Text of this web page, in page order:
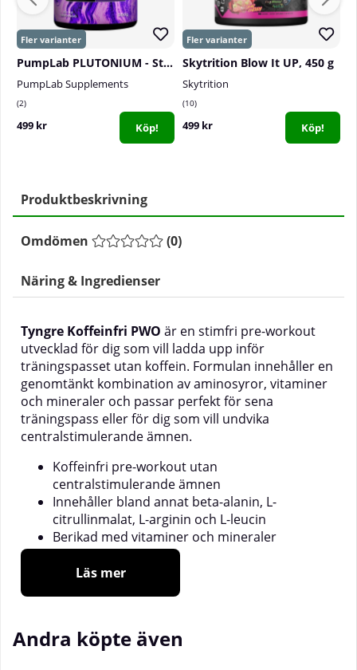
PumpLab PLUTONIUM - Stim Free PWO, 550 g
PumpLab Supplements
2
499 kr Köp!
Skytrition Blow It UP, 450 g
Skytrition
10
499 kr Köp!
Produktbeskrivning
Omdömen (0)
Näring & Ingredienser
Tyngre Koffeinfri PWO är en stimfri pre-workout
utvecklad för dig som vill ladda upp inför
träningspasset utan koffein. Formulan innehåller en
genomtänkt kombination av aminosyror, vitaminer
och mineraler och passar perfekt för sena
träningspass eller för dig som vill undvika
centralstimulerande ämnen.
Koffeinfri pre-workout utan
centralstimulerande ämnen
Innehåller bland annat beta-alanin, L-
citrullinmalat, L-arginin och L-leucin
Berikad med vitaminer och mineraler
Lättblandat pulver med fräsch smak
20 portioner per förpackning
ha en komplett pre-workout utan koffein. Formulan
innehåller bland annat beta-alanin, L-citrullinmalat,
Läs mer
Andra köpte även